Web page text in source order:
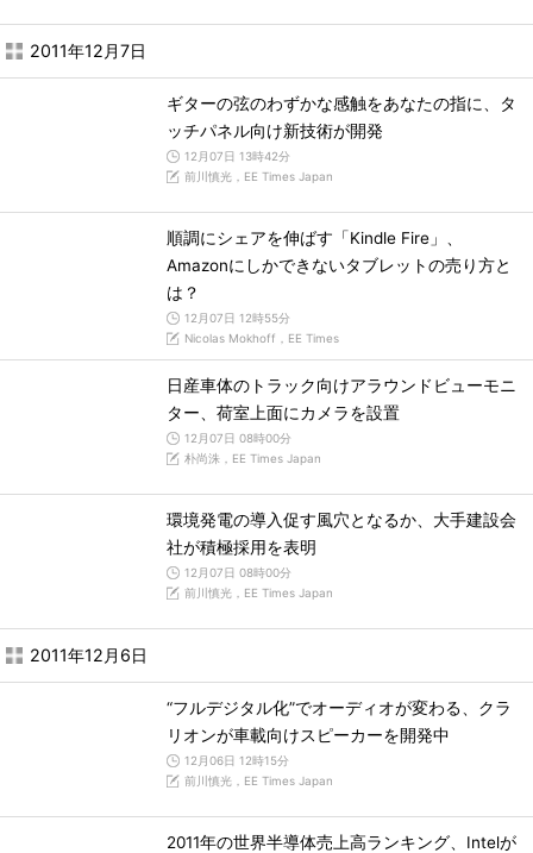
2011年12月7日
ギターの弦のわずかな感触をあなたの指に、タ
ッチパネル向け新技術が開発
12月07日 13時42分
前川慎光，EE Times Japan
順調にシェアを伸ばす「Kindle Fire」、
Amazonにしかできないタブレットの売り方と
は？
12月07日 12時55分
Nicolas Mokhoff，EE Times
日産車体のトラック向けアラウンドビューモニ
ター、荷室上面にカメラを設置
12月07日 08時00分
朴尚洙，EE Times Japan
環境発電の導入促す風穴となるか、大手建設会
社が積極採用を表明
12月07日 08時00分
前川慎光，EE Times Japan
2011年12月6日
“フルデジタル化”でオーディオが変わる、クラ
リオンが車載向けスピーカーを開発中
12月06日 12時15分
前川慎光，EE Times Japan
2011年の世界半導体売上高ランキング、Intelが